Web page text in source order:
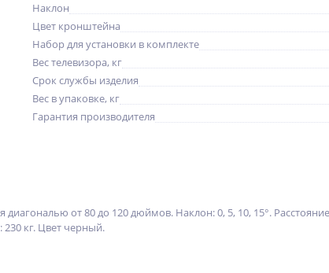
Наклон
Цвет кронштейна
Набор для установки в комплекте
Вес телевизора, кг
Срок службы изделия
Вес в упаковке, кг
Гарантия производителя
диагональю от 80 до 120 дюймов. Наклон: 0, 5, 10, 15°.
230 кг. Цвет черный.